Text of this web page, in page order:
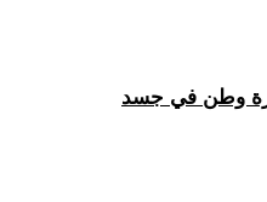
وطن في جسد